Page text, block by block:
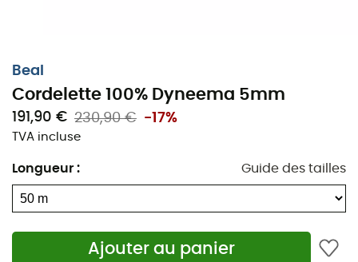
Beal
Cordelette 100% Dyneema 5mm
191,90 € 230,90 € -17%
TVA incluse
Longueur : Guide des tailles
Ajouter au panier
Une cordelette petite, mais résistante.
Cordelette 100 % Dyneema 5 mm
Beal
secondaires en spéléologie ou à la confection de
pédales. Un indispensable à ne pas oublier lorsque vous